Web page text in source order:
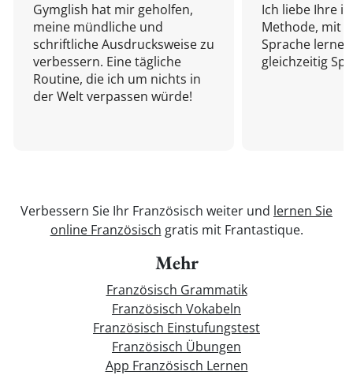
Gymglish hat mir geholfen,
meine mündliche und
schriftliche Ausdrucksweise zu
verbessern. Eine tägliche
Routine, die ich um nichts in
der Welt verpassen würde!
Ich liebe Ihre
Methode, mit
Sprache
gleichzeitig
Verbessern Sie Ihr Französisch weiter und lernen Sie
online Französisch gratis mit Frantastique.
Mehr
Französisch Grammatik
Französisch Vokabeln
Französisch Einstufungstest
Französisch Übungen
App Französisch Lernen